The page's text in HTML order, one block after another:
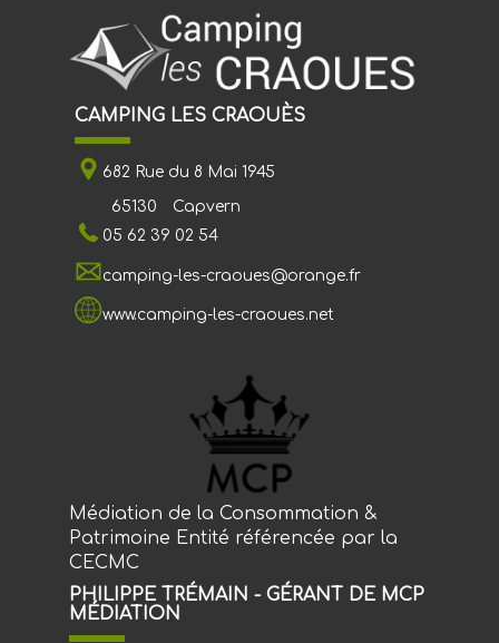
CAMPING LES CRAOUÈS
682 Rue du 8 Mai 1945
65130
Capvern
05 62 39 02 54
camping-les-craoues@orange.fr
www.camping-les-craoues.net
Médiation de la Consommation &
Patrimoine Entité référencée par la
CECMC
PHILIPPE TRÉMAIN - GÉRANT DE MCP
MÉDIATION